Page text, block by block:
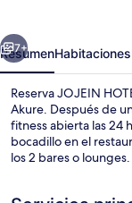
Siguiente
7+
ResumenHabitaciones
Reserva JOJEIN
Akure. Después de
fitness abierta las 24
bocadillo en el
los 2 bares o lounges.